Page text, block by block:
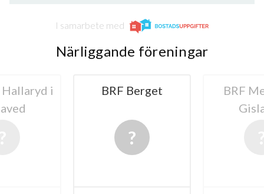
I samarbete med
Närliggande föreningar
BRF Mejeriet i
HSB